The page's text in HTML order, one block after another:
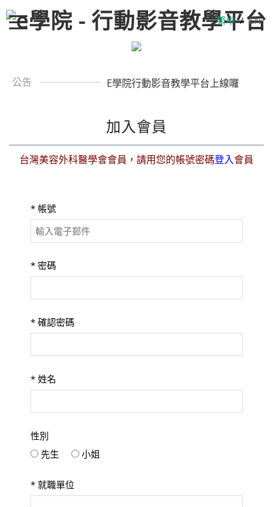
繁中 / EN
公告 E學院行動影音教學平台上線囉
加入會員
台灣美容外科醫學會會員，請用您的帳號密碼登入會員
* 帳號
* 密碼
* 確認密碼
* 姓名
性別
先生
小姐
* 就職單位